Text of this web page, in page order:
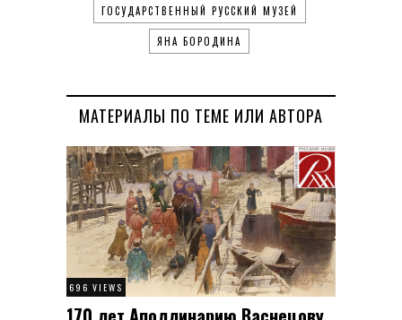
ГОСУДАРСТВЕННЫЙ РУССКИЙ МУЗЕЙ
ЯНА БОРОДИНА
МАТЕРИАЛЫ ПО ТЕМЕ ИЛИ АВТОРА
696 VIEWS